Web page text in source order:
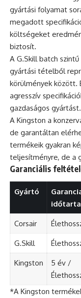
gyártási folyamat
megadott
költségeket
biztosít.
A G.Skill batch
gyártási tételből
körülmények között.
agresszív
gazdaságos gyártást.
A Kingston a
de garantáltan
termékeik gyakran
teljesítményre, de a
Garanciális
Gyártó
Corsair
G.Skill
Kingston
5 év /
*A Kingston